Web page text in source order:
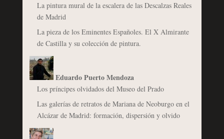
La pintura mural de la escalera de las Descalzas Reales
de Madrid
La pieza de los Eminentes Españoles. El X Almirante
de Castilla y su colección de pintura.
Eduardo Puerto Mendoza
Los príncipes olvidados del Museo del Prado
Las galerías de retratos de Mariana de Neoburgo en el
Alcázar de Madrid: formación, dispersión y olvido